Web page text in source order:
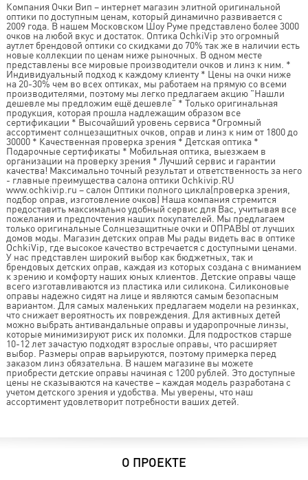
Компания Очки Вип – интернет магазин элитной оригинальной
оптики по доступным ценам, который динамично развивается с
2009 года. В нашем Московском Шоу Руме представлено более 3000
очков на любой вкус и достаток. Оптика OchkiVip это огромный
аутлет брендовой оптики со скидками до 70% так же в наличии есть
новые коллекции по ценам ниже рыночных. В одном месте
представлены все мировые производители очков и линз к ним. *
Индивидуальный подход к каждому клиенту * Цены на очки ниже
на 20-30% чем во всех оптиках, мы работаем на прямую со всеми
производителями, поэтому мы легко предлагаем акцию "Нашли
дешевле мы предложим ещё дешевле" * Только оригинальная
продукция, которая прошла надлежащим образом все
сертификации * Высочайший уровень сервиса *Огромный
ассортимент солнцезащитных очков, оправ и линз к ним от 1800 до
30000 * Качественная проверка зрения * Детская оптика *
Подарочные сертификаты * Мобильная оптика, выезжаем в
организации на проверку зрения * Лучший сервис и гарантии
качества! Максимально точный результат и ответственность за него
- главные преимущества салона оптики Ochkivip.RU
www.ochkivip.ru – салон Оптики полного цикла(проверка зрения,
подбор оправ, изготовление очков) Наша компания стремится
предоставить максимально удобный сервис для Вас, учитывая все
пожелания и предпочтения наших покупателей. Мы предлагаем
только оригинальные Солнцезащитные очки и ОПРАВЫ от лучших
домов моды. Магазин детских оправ Мы рады видеть вас в оптике
OchkiVip, где высокое качество встречается с доступными ценами.
У нас представлен широкий выбор как бюджетных, так и
брендовых детских оправ, каждая из которых создана с вниманием
к зрению и комфорту наших юных клиентов. Детские оправы чаще
всего изготавливаются из пластика или силикона. Силиконовые
оправы надежно сидят на лице и являются самым безопасным
вариантом. Для самых маленьких предлагаем модели на резинках,
что снижает вероятность их повреждения. Для активных детей
можно выбрать антивандальные оправы и ударопрочные линзы,
которые минимизируют риск их поломки. Для подростков старше
10-12 лет зачастую подходят взрослые оправы, что расширяет
выбор. Размеры оправ варьируются, поэтому примерка перед
заказом линз обязательна. В нашем магазине вы можете
приобрести детские оправы начиная с 1200 рублей. Это доступные
цены не сказываются на качестве – каждая модель разработана с
учетом детского зрения и удобства. Мы уверены, что наш
ассортимент удовлетворит потребности ваших детей.
О ПРОЕКТЕ